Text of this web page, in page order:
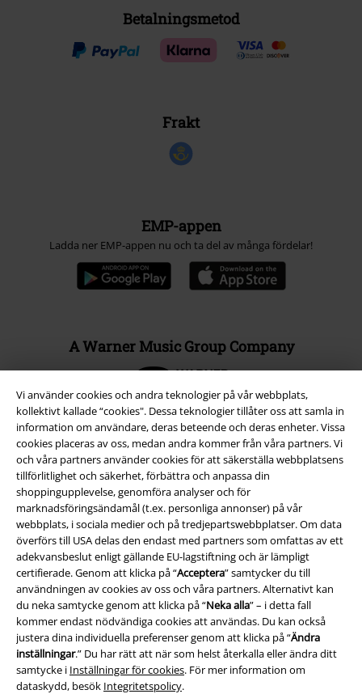
Vi använder cookies och andra teknologier på vår webbplats,
kollektivt kallade “cookies". Dessa teknologier tillåter oss att samla in
information om användare, deras beteende och deras enheter. Vissa
cookies placeras av oss, medan andra kommer från våra partners. Vi
och våra partners använder cookies för att säkerställa webbplatsens
tillförlitlighet och säkerhet, förbättra och anpassa din
shoppingupplevelse, genomföra analyser och för
marknadsföringsändamål (t.ex. personliga annonser) på vår
webbplats, i sociala medier och på tredjepartswebbplatser. Om data
överförs till USA delas den endast med partners som omfattas av ett
adekvansbeslut enligt gällande EU-lagstiftning och är lämpligt
certifierade. Genom att klicka på “Acceptera” samtycker du till
användningen av cookies av oss och våra partners. Alternativt kan
du neka samtycke genom att klicka på “Neka alla” – i detta fall
kommer endast nödvändiga cookies att användas. Du kan också
justera dina individuella preferenser genom att klicka på “Ändra
inställningar.” Du har rätt att när som helst återkalla eller ändra ditt
samtycke i Inställningar för cookies. För mer information om
dataskydd, besök Integritetspolicy.
Betalningsmetod
Frakt
EMP-appen
Ladda ner EMP-appen nu och ta del av många fördelar!
A Warner Music Group Company
Juridisk information/Villkor
Villkor
Om oss
Ladda ner villkoren